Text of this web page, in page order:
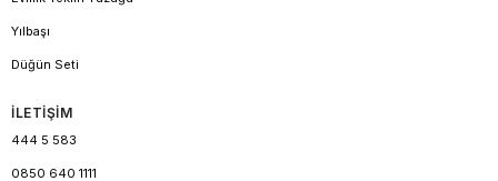
Yılbaşı
Düğün Seti
İLETİŞİM
444 5 583
0850 640 1111